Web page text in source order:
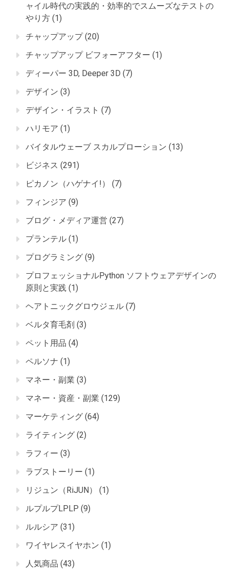
ャイル時代の実践的・効率的でスムーズなテストの
やり方 (1)
チャップアップ(20)
チャップアップ ビフォーアフター (1)
ディーパー 3D, Deeper 3D (7)
デザイン (3)
デザイン・イラスト (7)
ハリモア (1)
バイタルウェーブ スカルプローション (13)
ビジネス (291)
ピカノン（ハゲナイ!）
(7)
フィンジア (9)
ブログ・メディア運営 (27)
プランテル (1)
プログラミング (9)
プロフェッショナルPython ソフトウェアデザインの
原則と実践 (1)
ヘアトニックグロウジェル (7)
ベルタ育毛剤 (3)
ペット用品 (4)
ペルソナ (1)
マネー・副業 (3)
マネー・資産・副業 (129)
マーケティング (64)
ライティング (2)
ラフィー (3)
ラブストーリー (1)
リジュン（RiJUN）
(1)
ルプルプLPLP (9)
ルルシア (31)
ワイヤレスイヤホン (1)
人気商品 (43)